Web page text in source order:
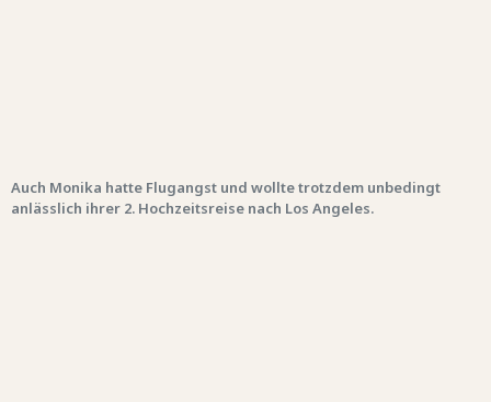
Auch Monika hatte Flugangst und wollte trotzdem unbedingt
anlässlich ihrer 2. Hochzeitsreise nach Los Angeles.